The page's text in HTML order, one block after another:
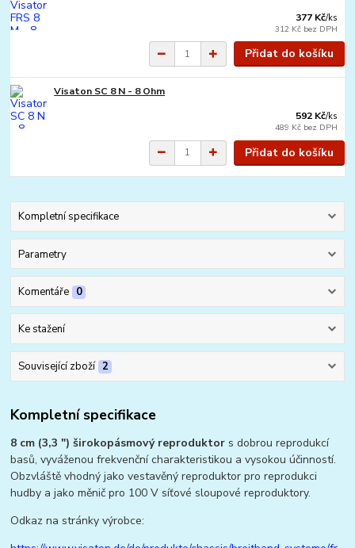
377 Kč/ks
312 Kč bez DPH
Přidat do košíku
Visaton SC 8 N - 8 Ohm
592 Kč/ks
489 Kč bez DPH
Přidat do košíku
Kompletní specifikace
Parametry
Komentáře 0
Ke stažení
Související zboží 2
Kompletní specifikace
8 cm (3,3 ") širokopásmový reproduktor s dobrou reprodukcí
basů, vyváženou frekvenční charakteristikou a vysokou účinností.
Obzvláště vhodný jako vestavěný reproduktor pro reprodukci
hudby a jako měnič pro 100 V síťové sloupové reproduktory.
Odkaz na stránky výrobce: